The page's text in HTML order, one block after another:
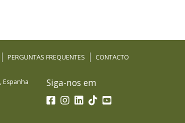
PERGUNTAS FREQUENTES CONTACTO
, Espanha
Siga-nos em